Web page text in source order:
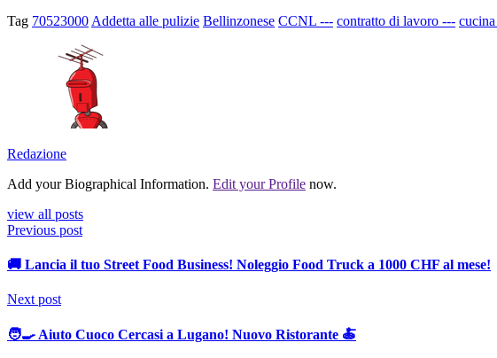
Tag 70523000 Addetta alle pulizie Bellinzonese CCNL --- contratto di lavoro ---
Redazione
Add your Biographical Information. Edit your Profile now.
view all posts
Previous post
🚚 Lancia il tuo Street Food Business! Noleggio Food Truck a 1000 CHF al mese!
Next post
🧑‍🍳 Aiuto Cuoco Cercasi a Lugano! Nuovo Ristorante 🍝